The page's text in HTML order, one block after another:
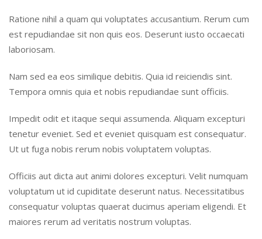
Ratione nihil a quam qui voluptates accusantium. Rerum cum
est repudiandae sit non quis eos. Deserunt iusto occaecati
laboriosam.
Nam sed ea eos similique debitis. Quia id reiciendis sint.
Tempora omnis quia et nobis repudiandae sunt officiis.
Impedit odit et itaque sequi assumenda. Aliquam excepturi
tenetur eveniet. Sed et eveniet quisquam est consequatur.
Ut ut fuga nobis rerum nobis voluptatem voluptas.
Officiis aut dicta aut animi dolores excepturi. Velit numquam
voluptatum ut id cupiditate deserunt natus. Necessitatibus
consequatur voluptas quaerat ducimus aperiam eligendi. Et
maiores rerum ad veritatis nostrum voluptas.